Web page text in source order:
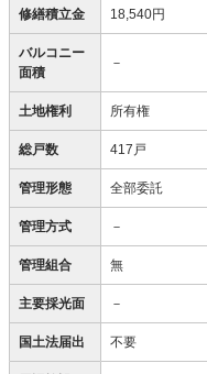
修繕積立金 18,540円
バルコニー
面積
－
土地権利 所有権
総戸数 417戸
管理形態 全部委託
管理方式 －
管理組合 無
主要採光面 －
国土法届出 不要